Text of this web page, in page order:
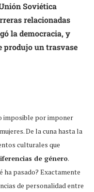
Soviética
relacionadas
la democracia, y
produjo un trasvase
imposible por imponer
De la cuna hasta la
culturales que
de género.
ha pasado? Exactamente
de personalidad entre